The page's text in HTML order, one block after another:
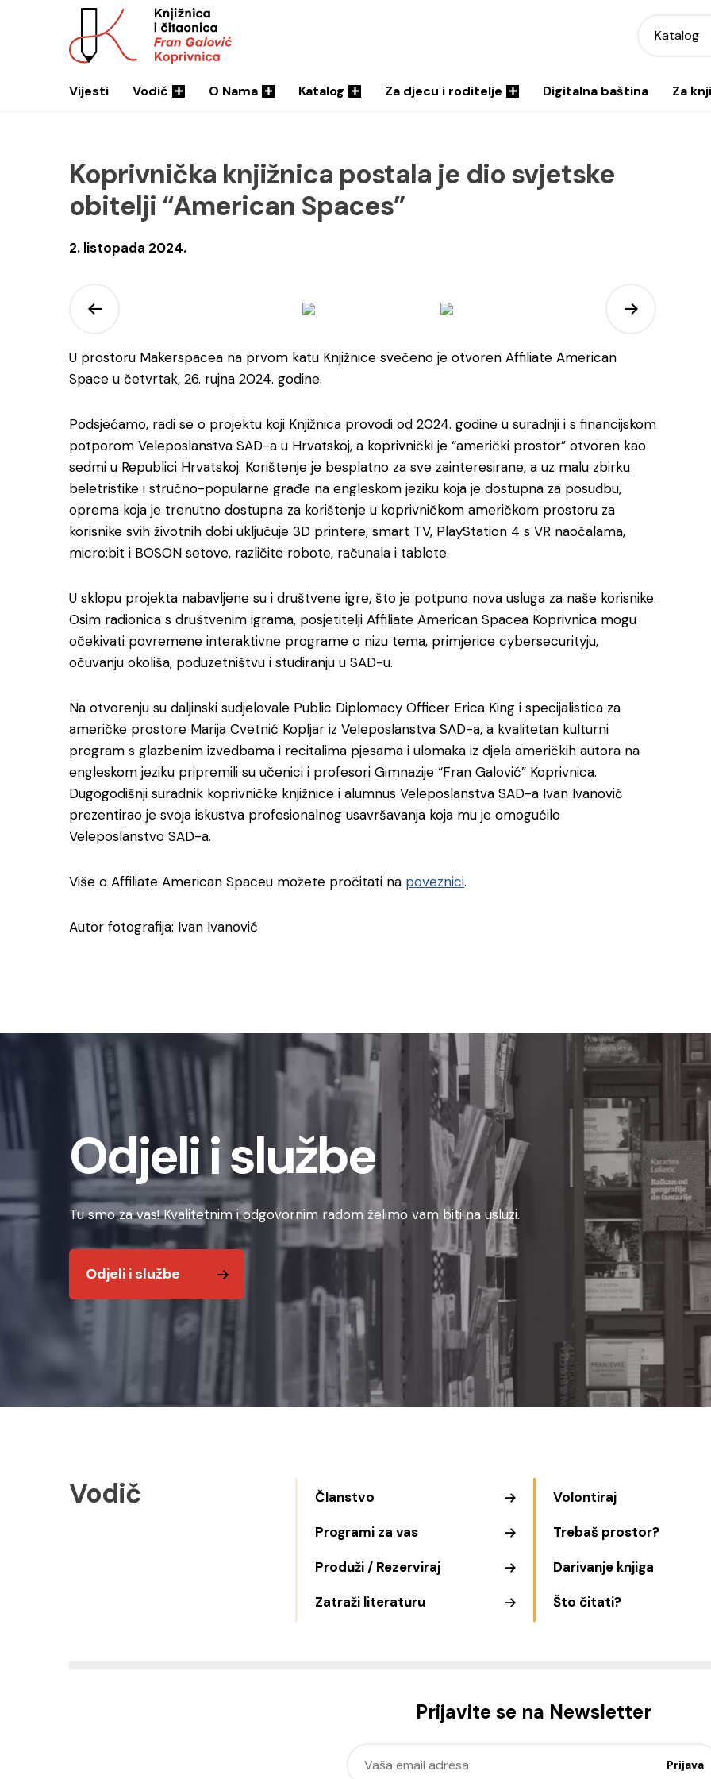
Katalog
Vijesti Vodič O Nama Katalog Za djecu i roditelje Digitalna baština Za
Koprivnička knjižnica postala je dio svjetske
obitelji “American Spaces”
2. listopada 2024.
U prostoru Makerspacea na prvom katu Knjižnice svečeno je otvoren Affiliate American
Space u četvrtak, 26. rujna 2024. godine.
Podsjećamo, radi se o projektu koji Knjižnica provodi od 2024. godine u suradnji i s financijskom
potporom Veleposlanstva SAD-a u Hrvatskoj, a koprivnički je “američki prostor” otvoren kao
sedmi u Republici Hrvatskoj. Korištenje je besplatno za sve zainteresirane, a uz malu zbirku
beletristike i stručno-popularne građe na engleskom jeziku koja je dostupna za posudbu,
oprema koja je trenutno dostupna za korištenje u koprivničkom američkom prostoru za
korisnike svih životnih dobi uključuje 3D printere, smart TV, PlayStation 4 s VR naočalama,
micro:bit i BOSON setove, različite robote, računala i tablete.
U sklopu projekta nabavljene su i društvene igre, što je potpuno nova usluga za naše korisnike.
Osim radionica s društvenim igrama, posjetitelji Affiliate American Spacea Koprivnica mogu
očekivati povremene interaktivne programe o nizu tema, primjerice cybersecurityju,
očuvanju okoliša, poduzetništvu i studiranju u SAD-u.
Na otvorenju su daljinski sudjelovale Public Diplomacy Officer Erica King i specijalistica za
američke prostore Marija Cvetnić Kopljar iz Veleposlanstva SAD-a, a kvalitetan kulturni
program s glazbenim izvedbama i recitalima pjesama i ulomaka iz djela američkih autora na
engleskom jeziku pripremili su učenici i profesori Gimnazije “Fran Galović” Koprivnica.
Dugogodišnji suradnik koprivničke knjižnice i alumnus Veleposlanstva SAD-a Ivan Ivanović
prezentirao je svoja iskustva profesionalnog usavršavanja koja mu je omogućilo
Veleposlanstvo SAD-a.
Više o Affiliate American Spaceu možete pročitati na poveznici.
Autor fotografija: Ivan Ivanović
Odjeli i službe
Tu smo za vas! Kvalitetnim i odgovornim radom želimo vam biti na usluzi.
Odjeli i službe
Vodič
Članstvo
Programi za vas
Produži / Rezerviraj
Zatraži literaturu
Volontiraj
Trebaš prostor?
Darivanje knjiga
Što čitati?
Prijavite se na Newsletter